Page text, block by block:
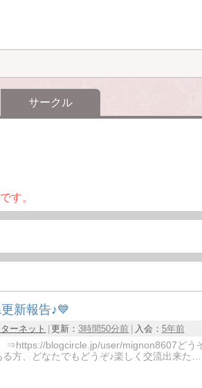
サークル
す。
新報告♪💙
ーネット 更新： 3時間50分前 入会： 5年前
⇒https://blogcircle.jp/user/mignon8607どう
方、どなたでもどうぞ♪楽しく交流出来た…